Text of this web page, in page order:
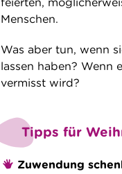
Menschen.
Was aber tun, wenn
lassen haben? Wenn
vermisst wird?
Tipps für
Zuwendung